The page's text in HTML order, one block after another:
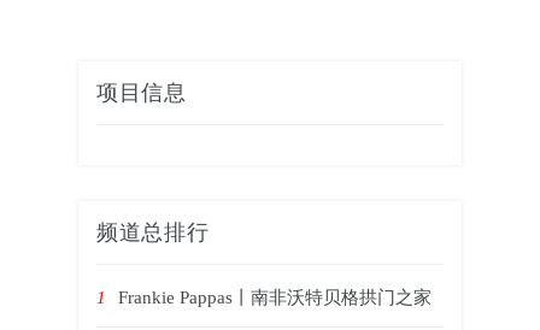
项目信息
频道总排行
1 Frankie Pappas丨南非沃特贝格拱门之家